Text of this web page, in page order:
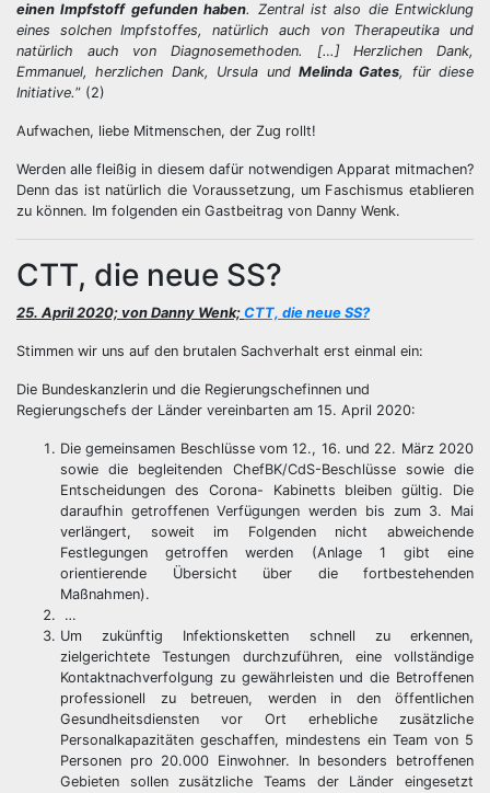
einen Impfstoff gefunden haben. Zentral ist also die Entwicklung
eines solchen Impfstoffes, natürlich auch von Therapeutika und
natürlich auch von Diagnosemethoden. […] Herzlichen Dank,
Emmanuel, herzlichen Dank, Ursula und Melinda Gates, für diese
Initiative.” (2)
Aufwachen, liebe Mitmenschen, der Zug rollt!
Werden alle fleißig in diesem dafür notwendigen Apparat mitmachen?
Denn das ist natürlich die Voraussetzung, um Faschismus etablieren
zu können. Im folgenden ein Gastbeitrag von Danny Wenk.
CTT, die neue SS?
25. April 2020; von Danny Wenk; CTT, die neue SS?
Stimmen wir uns auf den brutalen Sachverhalt erst einmal ein:
Die Bundeskanzlerin und die Regierungschefinnen und
Regierungschefs der Länder vereinbarten am 15. April 2020:
Die gemeinsamen Beschlüsse vom 12., 16. und 22. März 2020
sowie die begleitenden ChefBK/CdS-Beschlüsse sowie die
Entscheidungen des Corona- Kabinetts bleiben gültig. Die
daraufhin getroffenen Verfügungen werden bis zum 3. Mai
verlängert, soweit im Folgenden nicht abweichende
Festlegungen getroffen werden (Anlage 1 gibt eine
orientierende Übersicht über die fortbestehenden
Maßnahmen).
…
Um zukünftig Infektionsketten schnell zu erkennen,
zielgerichtete Testungen durchzuführen, eine vollständige
Kontaktnachverfolgung zu gewährleisten und die Betroffenen
professionell zu betreuen, werden in den öffentlichen
Gesundheitsdiensten vor Ort erhebliche zusätzliche
Personalkapazitäten geschaffen, mindestens ein Team von 5
Personen pro 20.000 Einwohner. In besonders betroffenen
Gebieten sollen zusätzliche Teams der Länder eingesetzt